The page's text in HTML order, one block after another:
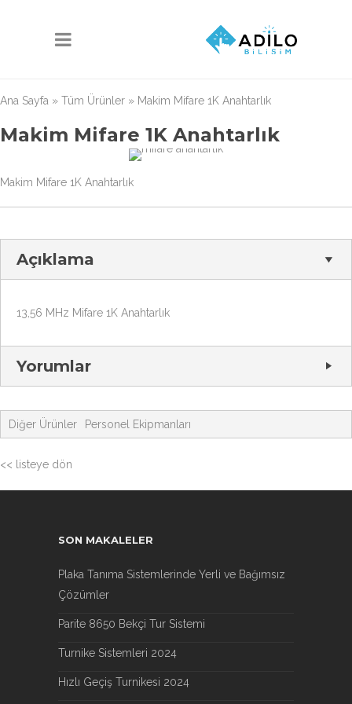
Ana Sayfa » Tüm Ürünler » Makim Mifare 1K Anahtarlık
Makim Mifare 1K Anahtarlık
Makim Mifare 1K Anahtarlık
Açıklama
13,56 MHz Mifare 1K Anahtarlık
Yorumlar
Diğer Ürünler Personel Ekipmanları
<< listeye dön
SON MAKALELER
Plaka Tanıma Sistemlerinde Yerli ve Bağımsız
Çözümler
Parite 8650 Bekçi Tur Sistemi
Turnike Sistemleri 2024
Hızlı Geçiş Turnikesi 2024